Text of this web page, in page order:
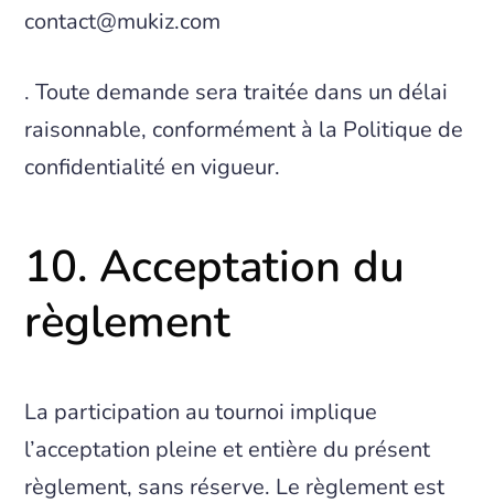
contact@mukiz.com
. Toute demande sera traitée dans un délai
raisonnable, conformément à la Politique de
confidentialité en vigueur.
10. Acceptation du
règlement
La participation au tournoi implique
l’acceptation pleine et entière du présent
règlement, sans réserve. Le règlement est